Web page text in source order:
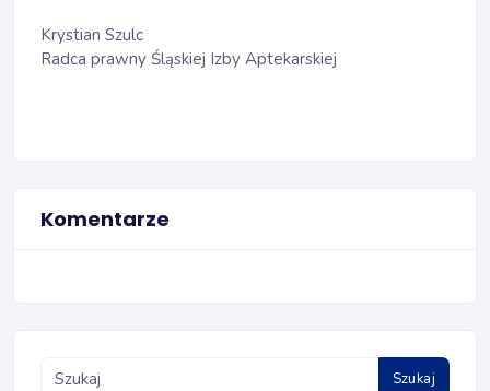
Krystian Szulc
Radca prawny Śląskiej Izby Aptekarskiej
Komentarze
Szukaj